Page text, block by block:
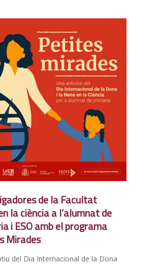
de la Facultat
la ciència a l’alumnat de
i ESO amb el programa
Mirades
del Dia Internacional de la Dona